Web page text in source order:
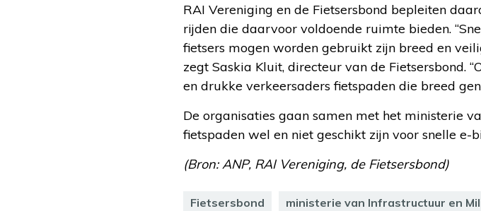
RAI Vereniging en de Fietsersbond bepleiten
rijden die daarvoor voldoende ruimte bieden.
fietsers mogen worden gebruikt zijn breed en
zegt Saskia Kluit, directeur van de Fietsersbond.
en drukke verkeersaders fietspaden die breed
De organisaties gaan samen met het ministerie
fietspaden wel en niet geschikt zijn voor snelle e-
(Bron: ANP, RAI Vereniging, de Fietsersbond)
Fietsersbond ministerie van Infrastructuur en